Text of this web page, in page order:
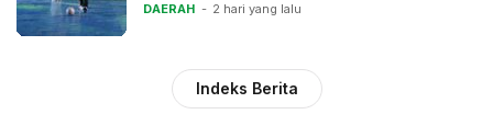
DAERAH 2 hari yang lalu
Indeks Berita